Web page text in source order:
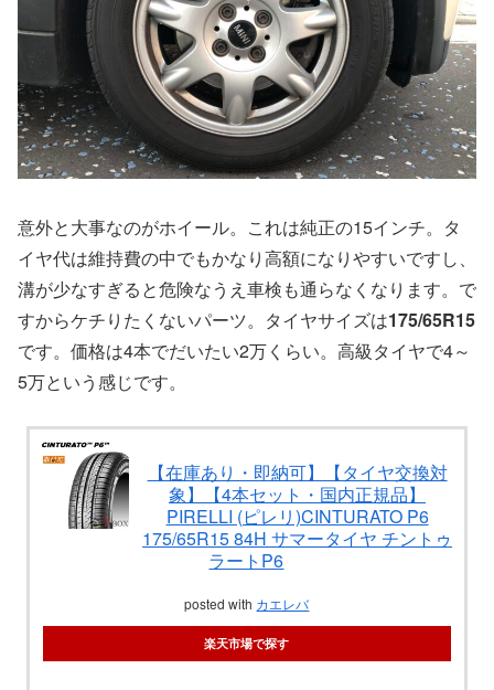
意外と大事なのがホイール。これは純正の15インチ。タ
イヤ代は維持費の中でもかなり高額になりやすいですし、
溝が少なすぎると危険なうえ車検も通らなくなります。で
すからケチりたくないパーツ。タイヤサイズは175/65R15
です。価格は4本でだいたい2万くらい。高級タイヤで4～
5万という感じです。
【在庫あり・即納可】【タイヤ交換対
象】【4本セット・国内正規品】
PIRELLI (ピレリ)CINTURATO P6
175/65R15 84H サマータイヤ チントゥ
ラートP6
posted with カエレバ
楽天市場で探す